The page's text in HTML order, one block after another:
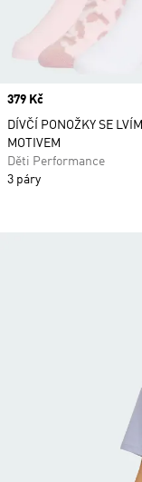
Price
379 Kč
DÍVČÍ PONOŽKY SE LVÍM
MOTIVEM
Děti Performance
3 páry